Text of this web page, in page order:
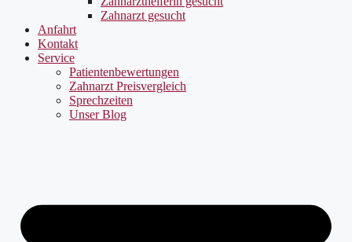
Zahnarzt gesucht
Anfahrt
Kontakt
Service
Patientenbewertungen
Zahnarzt Preisvergleich
Sprechzeiten
Unser Blog